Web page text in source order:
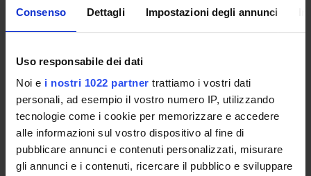
Consenso Dettagli Impostazioni degli annunci
Uso responsabile dei dati
Noi e i nostri 1022 partner trattiamo i vostri dati
personali, ad esempio il vostro numero IP, utilizzando
tecnologie come i cookie per memorizzare e accedere
alle informazioni sul vostro dispositivo al fine di
pubblicare annunci e contenuti personalizzati, misurare
gli annunci e i contenuti, ricercare il pubblico e sviluppare
Mirko Avesani
Emanuela Formaggio
Paolo Manganotti
Silvia Francesca Storti
Associate Professor